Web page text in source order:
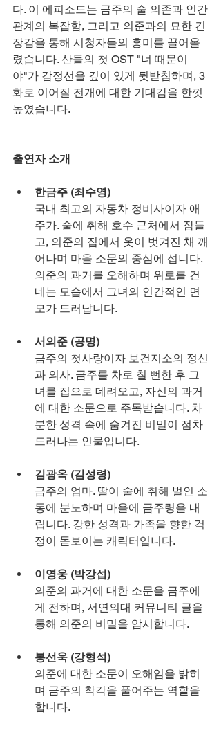
다. 이 에피소드는 금주의 술 의존과 인간
관계의 복잡함, 그리고 의준과의 묘한 긴
장감을 통해 시청자들의 흥미를 끌어올
렸습니다. 산들의 첫 OST "너 때문이
야"가 감정선을 깊이 있게 뒷받침하며, 3
화로 이어질 전개에 대한 기대감을 한껏
높였습니다.
출연자 소개
한금주 (최수영)
국내 최고의 자동차 정비사이자 애
주가. 술에 취해 호수 근처에서 잠들
고, 의준의 집에서 옷이 벗겨진 채 깨
어나며 마을 소문의 중심에 섭니다.
의준의 과거를 오해하며 위로를 건
네는 모습에서 그녀의 인간적인 면
모가 드러납니다.
서의준 (공명)
금주의 첫사랑이자 보건지소의 정신
과 의사. 금주를 차로 칠 뻔한 후 그
녀를 집으로 데려오고, 자신의 과거
에 대한 소문으로 주목받습니다. 차
분한 성격 속에 숨겨진 비밀이 점차
드러나는 인물입니다.
김광옥 (김성령)
금주의 엄마. 딸이 술에 취해 벌인 소
동에 분노하며 마을에 금주령을 내
립니다. 강한 성격과 가족을 향한 걱
정이 돋보이는 캐릭터입니다.
이영웅 (박강섭)
의준의 과거에 대한 소문을 금주에
게 전하며, 서연의대 커뮤니티 글을
통해 의준의 비밀을 암시합니다.
봉선욱 (강형석)
의준에 대한 소문이 오해임을 밝히
며 금주의 착각을 풀어주는 역할을
합니다.